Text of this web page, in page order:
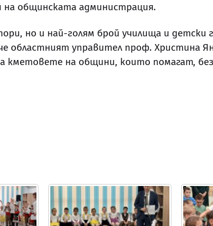
на общинската администрация.
но и най-голям брой училища и детски
областният управител проф. Христина
кметовете на общини, които помагат,